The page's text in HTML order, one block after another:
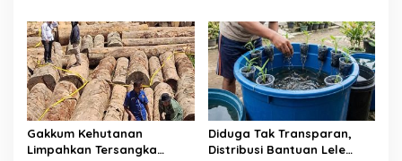
Tebang Hutan
Sembarangan
Pelangai Gadang Resmi
Dibangun
Gakkum Kehutanan
Limpahkan Tersangka
Diduga Tak Transparan,
Distribusi Bantuan Lele